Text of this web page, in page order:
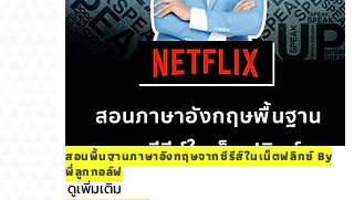
สอนพื้นฐานภาษาอังกฤษจากซีรีส์ในเน็ตฟลิกซ์ By
พี่ลูกกอล์ฟ
ดูเพิ่มเติม